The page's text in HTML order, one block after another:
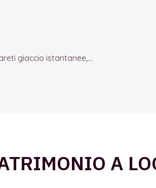
giaccio istantanee,...
A